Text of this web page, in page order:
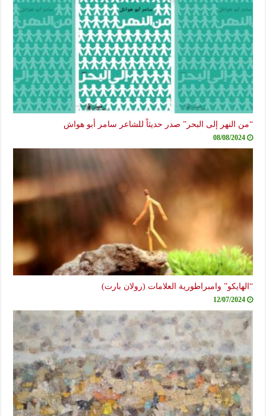
“من النهر إلى البحر” صدر حديثاً للشاعر سامر أبو هواش
08/08/2024
“الهايكو” وامبراطورية العلامات (رولان بارت)
12/07/2024